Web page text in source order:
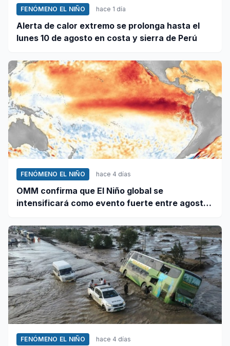
FENÓMENO EL NIÑO hace 1 día
Alerta de calor extremo se prolonga hasta el
lunes 10 de agosto en costa y sierra de Perú
FENÓMENO EL NIÑO hace 4 días
OMM confirma que El Niño global se
intensificará como evento fuerte entre agosto
FENÓMENO EL NIÑO hace 4 días